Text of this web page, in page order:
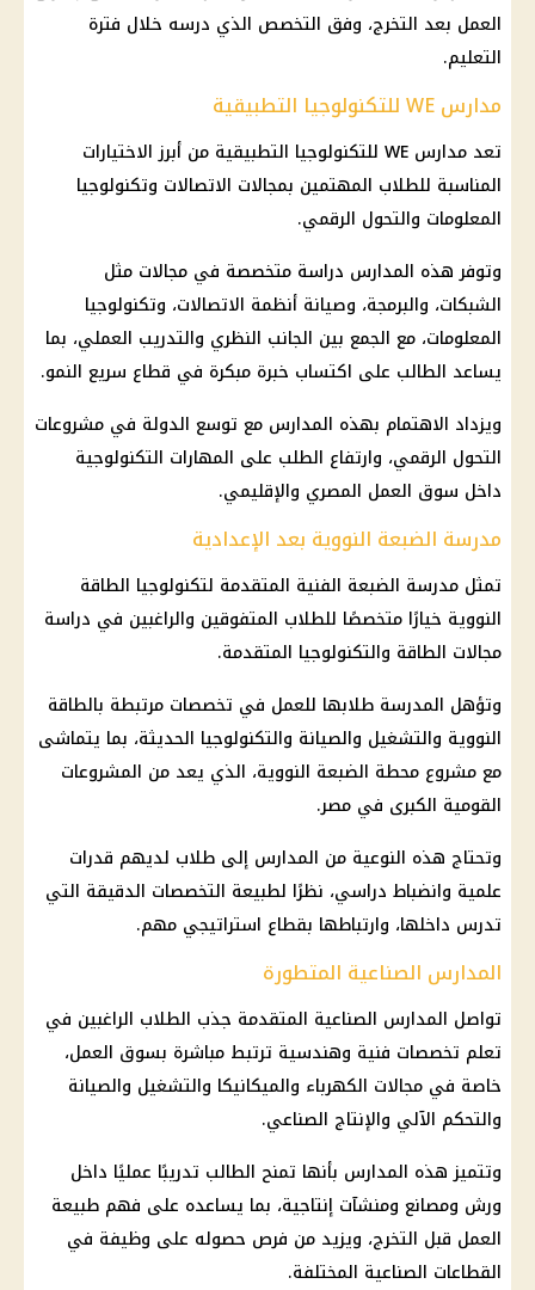
العمل بعد التخرج، وفق التخصص الذي درسه خلال فترة
التعليم.
مدارس WE للتكنولوجيا التطبيقية
تعد مدارس WE للتكنولوجيا التطبيقية من أبرز الاختيارات
المناسبة للطلاب المهتمين بمجالات الاتصالات وتكنولوجيا
المعلومات والتحول الرقمي.
وتوفر هذه المدارس دراسة متخصصة في مجالات مثل
الشبكات، والبرمجة، وصيانة أنظمة الاتصالات، وتكنولوجيا
المعلومات، مع الجمع بين الجانب النظري والتدريب العملي، بما
يساعد الطالب على اكتساب خبرة مبكرة في قطاع سريع النمو.
ويزداد الاهتمام بهذه المدارس مع توسع الدولة في مشروعات
التحول الرقمي، وارتفاع الطلب على المهارات التكنولوجية
داخل سوق العمل المصري والإقليمي.
مدرسة الضبعة النووية بعد الإعدادية
تمثل مدرسة الضبعة الفنية المتقدمة لتكنولوجيا الطاقة
النووية خيارًا متخصصًا للطلاب المتفوقين والراغبين في دراسة
مجالات الطاقة والتكنولوجيا المتقدمة.
وتؤهل المدرسة طلابها للعمل في تخصصات مرتبطة بالطاقة
النووية والتشغيل والصيانة والتكنولوجيا الحديثة، بما يتماشى
مع مشروع محطة الضبعة النووية، الذي يعد من المشروعات
القومية الكبرى في مصر.
وتحتاج هذه النوعية من المدارس إلى طلاب لديهم قدرات
علمية وانضباط دراسي، نظرًا لطبيعة التخصصات الدقيقة التي
تدرس داخلها، وارتباطها بقطاع استراتيجي مهم.
المدارس الصناعية المتطورة
تواصل المدارس الصناعية المتقدمة جذب الطلاب الراغبين في
تعلم تخصصات فنية وهندسية ترتبط مباشرة بسوق العمل،
خاصة في مجالات الكهرباء والميكانيكا والتشغيل والصيانة
والتحكم الآلي والإنتاج الصناعي.
وتتميز هذه المدارس بأنها تمنح الطالب تدريبًا عمليًا داخل
ورش ومصانع ومنشآت إنتاجية، بما يساعده على فهم طبيعة
العمل قبل التخرج، ويزيد من فرص حصوله على وظيفة في
القطاعات الصناعية المختلفة.